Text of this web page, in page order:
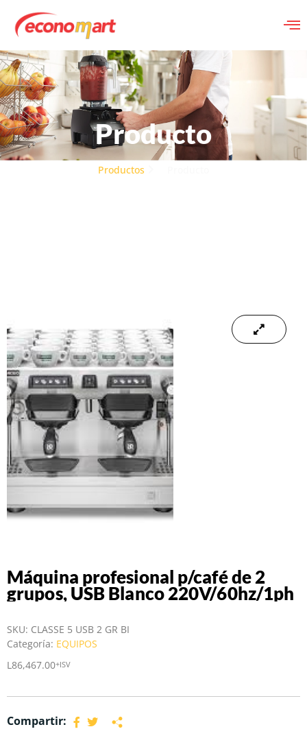
Producto
Productos
Máquina profesional p/café de 2
grupos, USB Blanco 220V/60hz/1ph
SKU: CLASSE 5 USB 2 GR BI
Categoría: EQUIPOS
L 86,467.00+ISV
Compartir: